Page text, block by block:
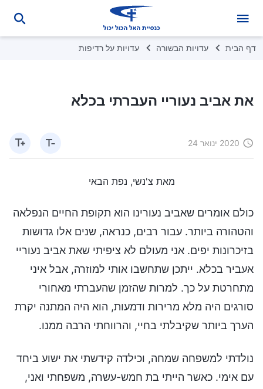
דף הבית עדויות הבשורה עדויות על רדיפות
את אביב נעוריי העברתי בכלא
2020 ינואר 24
מאת צ'נשי, נפת הבאי
כולם אומרים שאביב נעורינו הוא תקופת החיים הנפלאה
והטהורה ביותר. עבור רבים, כנראה, שנים אלו גדושות
בזיכרונות יפים. אני מעולם לא ציפיתי שאת אביב נעוריי
אעביר בכלא. ייתכן שתחשבו אותי למוזרה, אבל איני
מתחרטת על כך. למרות שהזמן שהעברתי מאחורי
סורגים היה מלא מרירות ודמעות, הוא היה המתנה יקרת
הערך ביותר שקיבלתי בחיי, והרווחתי הרבה ממנו.
נולדתי למשפחה שמחה, וכילדה קידשתי את ישוע ביחד
עם אימי. כאשר הייתי בת חמש-עשרה, משפחתי ואני,